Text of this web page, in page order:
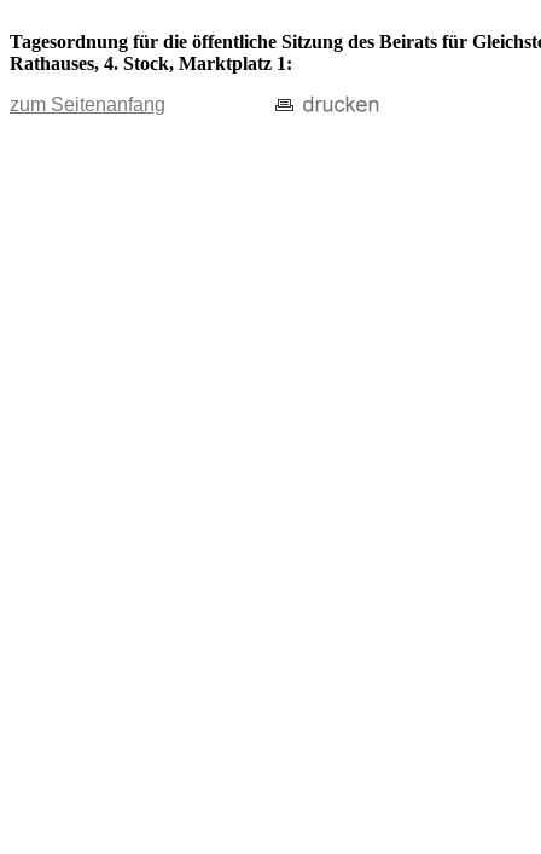
Tagesordnung für die öffentliche Sitzung des Beirats für
Rathauses, 4. Stock, Marktplatz 1:
zum Seitenanfang